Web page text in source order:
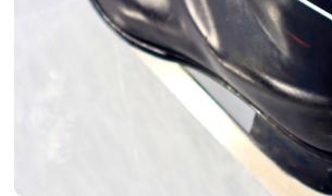
大浴場でも、露天風呂でも。
観光の帰路に立ち寄り湯、行ってみませんか？